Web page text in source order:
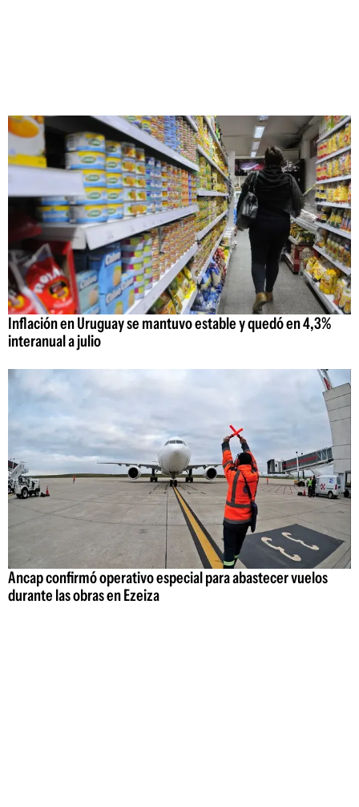
Inflación en Uruguay se mantuvo estable y quedó en 4,3%
interanual a julio
Ancap confirmó operativo especial para abastecer vuelos
durante las obras en Ezeiza